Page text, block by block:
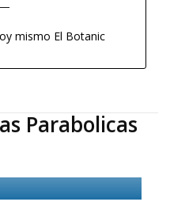
mismo El Botanic
Parabolicas